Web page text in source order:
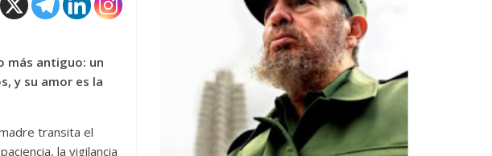
más antiguo: un
y su amor es la
transita el
la vigilancia